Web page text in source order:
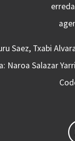
Saez, Txabi
Naroa Salazar